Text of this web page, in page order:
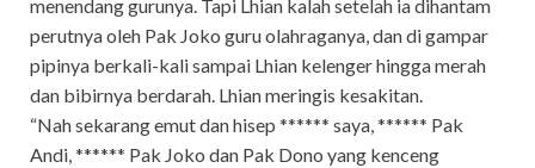
menendang gurunya. Tapi Lhian kalah setelah ia dihantam
perutnya oleh Pak Joko guru olahraganya, dan di gampar
pipinya berkali-kali sampai Lhian kelenger hingga merah
dan bibirnya berdarah. Lhian meringis kesakitan.
“Nah sekarang emut dan hisep ****** saya, ****** Pak
Andi, ****** Pak Joko dan Pak Dono yang kenceng